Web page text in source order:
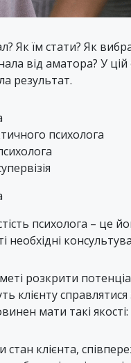
Як їм стати? Як
від аматора? У
результат.
психолога
психолога – це
необхідні
розкрити
клієнту
мати такі якості:
стан клієнта,